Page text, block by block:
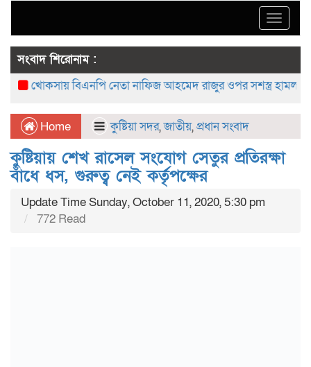
Toggle
সংবাদ শিরোনাম :
খোকসায় বিএনপি নেতা নাফিজ আহমেদ রাজুর ওপর সশস্ত্র হামলা,
Home কুষ্টিয়া সদর,জাতীয়,প্রধান সংবাদ
কুষ্টিয়ায় শেখ রাসেল সংযোগ সেতুর প্রতিরক্ষা
বাঁধে ধস, গুরুত্ব নেই কর্তৃপক্ষের
Update Time Sunday, October 11, 2020, 5:30 pm
772 Read